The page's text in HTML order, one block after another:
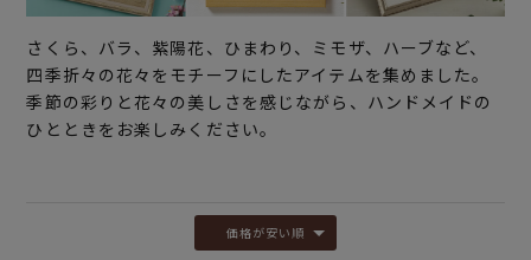
さくら、バラ、紫陽花、ひまわり、ミモザ、ハーブなど、
四季折々の花々をモチーフにしたアイテムを集めました。
季節の彩りと花々の美しさを感じながら、ハンドメイドの
ひとときをお楽しみください。
価格が安い順